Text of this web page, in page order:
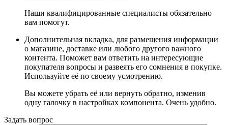
Наши квалифицированные специалисты обязательно
вам помогут.
Дополнительная вкладка, для размещения информации
о магазине, доставке или любого другого важного
контента. Поможет вам ответить на интересующие
покупателя вопросы и развеять его сомнения в покупке.
Используйте её по своему усмотрению.
Вы можете убрать её или вернуть обратно, изменив
одну галочку в настройках компонента. Очень удобно.
Задать вопрос